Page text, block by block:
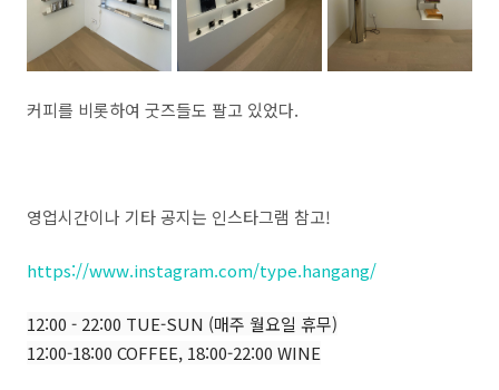
커피를 비롯하여 굿즈들도 팔고 있었다.
영업시간이나 기타 공지는 인스타그램 참고!
https://www.instagram.com/type.hangang/
12:00 - 22:00 TUE-SUN (매주 월요일 휴무)
12:00-18:00 COFFEE, 18:00-22:00 WINE